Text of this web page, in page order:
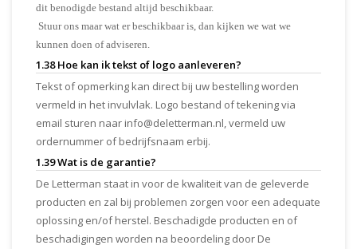
dit benodigde bestand altijd beschikbaar.
Stuur ons maar wat er beschikbaar is, dan kijken we wat we
kunnen doen of adviseren.
1.38 Hoe kan ik tekst of logo aanleveren?
Tekst of opmerking kan direct bij uw bestelling worden
vermeld in het invulvlak. Logo bestand of tekening via
email sturen naar info@deletterman.nl, vermeld uw
ordernummer of bedrijfsnaam erbij.
1.39 Wat is de garantie?
De Letterman staat in voor de kwaliteit van de geleverde
producten en zal bij problemen zorgen voor een adequate
oplossing en/of herstel. Beschadigde producten en of
beschadigingen worden na beoordeling door De